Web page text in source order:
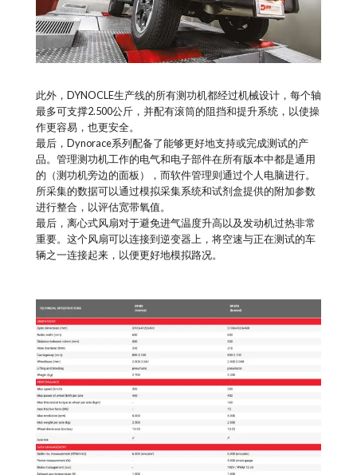
此外，DYNOCLE生产线的所有测功机都经过机械设计，每个轴
最多可支撑2.500公斤，并配有滚筒的阻挡和提升系统，以使操
作更容易，也更安全。
最后，Dynorace系列配备了能够更好地支持或完成测试的产
品。管理测功机工作的电气和电子部件在所有版本中都是通用
的（测功机旁边的面板），而软件管理则通过个人电脑进行。
所采集的数据可以通过模拟采集系统和试剂盒提供的附加参数
进行整合，以评估宽带氧值。
最后，离心式风扇对于避免进气温度升高以及发动机过热非常
重要。这个风扇可以连接到逆变器上，将空速与正在测试的车
辆之一连接起来，以便更好地模拟路况。